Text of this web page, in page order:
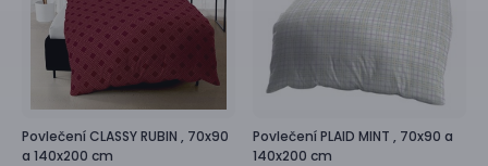
PovlečeníCLASSY RUBIN , 70x90
a 140x200 cm
PovlečeníPLAID MINT , 70x90 a
140x200 cm